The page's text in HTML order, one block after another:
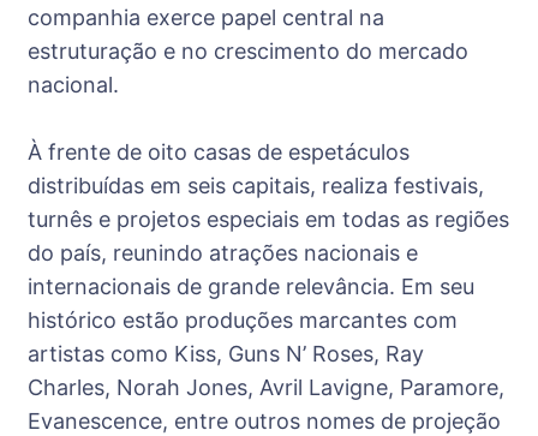
companhia exerce papel central na
estruturação e no crescimento do mercado
nacional.
À frente de oito casas de espetáculos
distribuídas em seis capitais, realiza festivais,
turnês e projetos especiais em todas as regiões
do país, reunindo atrações nacionais e
internacionais de grande relevância. Em seu
histórico estão produções marcantes com
artistas como Kiss, Guns N’ Roses, Ray
Charles, Norah Jones, Avril Lavigne, Paramore,
Evanescence, entre outros nomes de projeção